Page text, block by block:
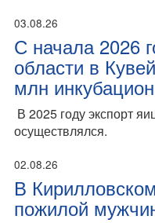
03.08.26
С начала 2026
области в
млн
В 2025 году экспорт
осуществлялся.
02.08.26
В
пожилой